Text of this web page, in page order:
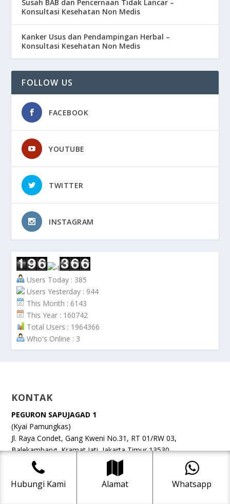
Susah BAB dan Pencernaan Tidak Lancar –
Konsultasi Kesehatan Non Medis
Kanker Usus dan Pendampingan Herbal –
Konsultasi Kesehatan Non Medis
FOLLOW US
FACEBOOK
YOUTUBE
TWITTER
INSTAGRAM
Users Today : 385
Users Yesterday : 944
This Month : 6143
This Year : 160742
Total Users : 1964366
Who's Online : 3
KONTAK
PEGURON SAPUJAGAD 1
(Kyai Pamungkas)
Jl. Raya Condet, Gang Kweni No.31, RT 01/RW 03,
Balekambang, Kramat Jati, Jakarta Timur 13530
☎️ 0812-1314-5001
PEGURON SAPUJAGAD 2
Hubungi Kami Alamat Whatsapp